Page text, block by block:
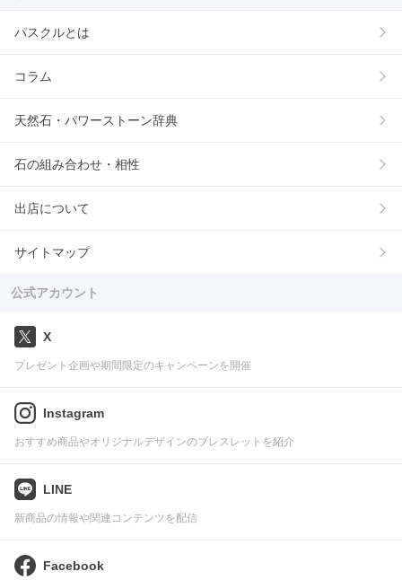
パスクルとは
コラム
天然石・パワーストーン辞典
石の組み合わせ・相性
出店について
サイトマップ
公式アカウント
X
プレゼント企画や期間限定のキャンペーンを開催
Instagram
おすすめ商品やオリジナルデザインのブレスレットを紹介
LINE
新商品の情報や関連コンテンツを配信
Facebook